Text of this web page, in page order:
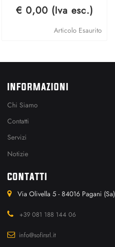
€ 0,00 (Iva esc.)
Articolo Esaurito
INFORMAZIONI
Chi Siamo
Contatti
Servizi
Notizie
CONTATTI
Via Olivella 5 - 84016 Pagani (Sa)
+39 081 188 144 06
info@sofirsrl.it